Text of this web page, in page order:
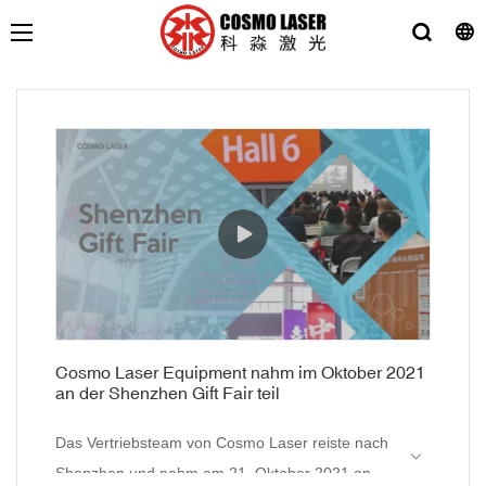
Cosmo Laser Equipment nahm im Oktober 2021
an der Shenzhen Gift Fair teil
Das Vertriebsteam von Cosmo Laser reiste nach
Shenzhen und nahm am 21. Oktober 2021 an der